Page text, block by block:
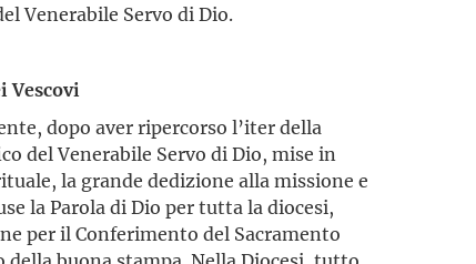
Venerabile Servo di Dio.
Vescovi
dopo aver ripercorso l’iter della
del Venerabile Servo di Dio, mise in
la grande dedizione alla missione e
la Parola di Dio per tutta la diocesi,
per il Conferimento del Sacramento